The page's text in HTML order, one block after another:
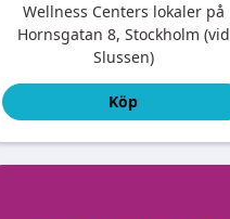
Wellness Centers lokaler på
Hornsgatan 8, Stockholm (vid
Slussen)
Köp